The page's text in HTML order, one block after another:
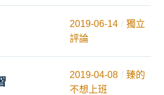
2019-06-14
獨立
評論
2019-04-08
臻的
不想上班